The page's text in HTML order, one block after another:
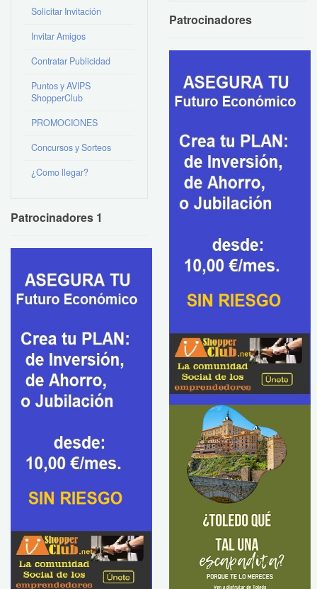
Solicitar Invitación
Invitar Amigos
Contratar Publicidad
Puntos y AVIPS
ShopperClub
PROMOCIONES
Concursos y Sorteos
¿Como llegar?
Patrocinadores 1
Patrocinadores